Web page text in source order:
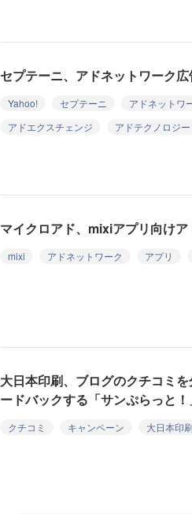
セプテーニ、アドネットワーク
Yahoo! セプテーニ アドネットワ
アドエクスチェンジ
アドテクノロジー
マイクロアド、mixiアプリ向け
mixi アドネットワーク アプリ
大日本印刷、ブログのクチコミ
ードバックする「サンぷらっと！
クチコミ キャンペーン
大日本印